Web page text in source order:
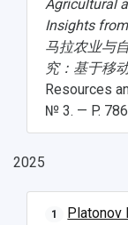
Agricultural
Insights
马拉农业与
究：基于移
Resources
№ 3. — P.
2025
1 Platonov